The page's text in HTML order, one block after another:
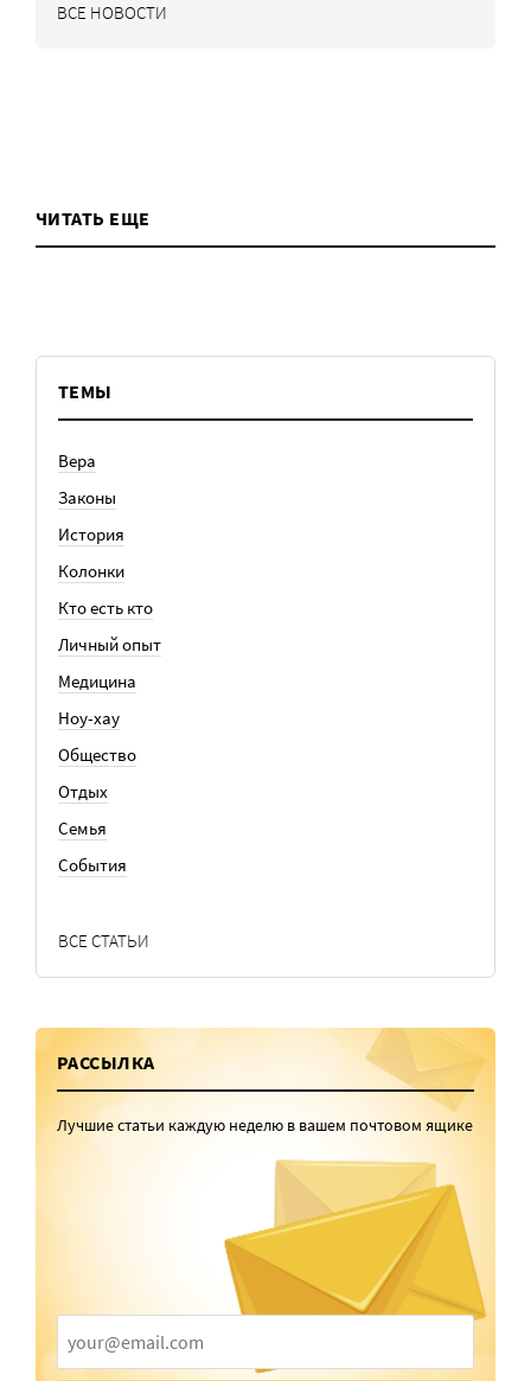
ВСЕ НОВОСТИ
ЧИТАТЬ ЕЩЕ
ТЕМЫ
Вера
Законы
История
Колонки
Кто есть кто
Личный опыт
Медицина
Ноу-хау
Общество
Отдых
Семья
События
ВСЕ СТАТЬИ
РАССЫЛКА
Лучшие статьи каждую неделю в вашем почтовом ящике